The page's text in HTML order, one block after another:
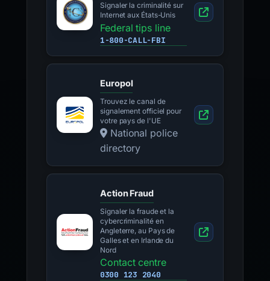
Signaler la criminalité sur
Internet aux États-Unis
Federal tips line
1-800-CALL-FBI
Europol
Trouvez le canal de
signalement officiel pour
votre pays de l'UE
National police
directory
Action Fraud
Signaler la fraude et la
cybercriminalité en
Angleterre, au Pays de
Galles et en Irlande du
Nord
Contact centre
0300 123 2040